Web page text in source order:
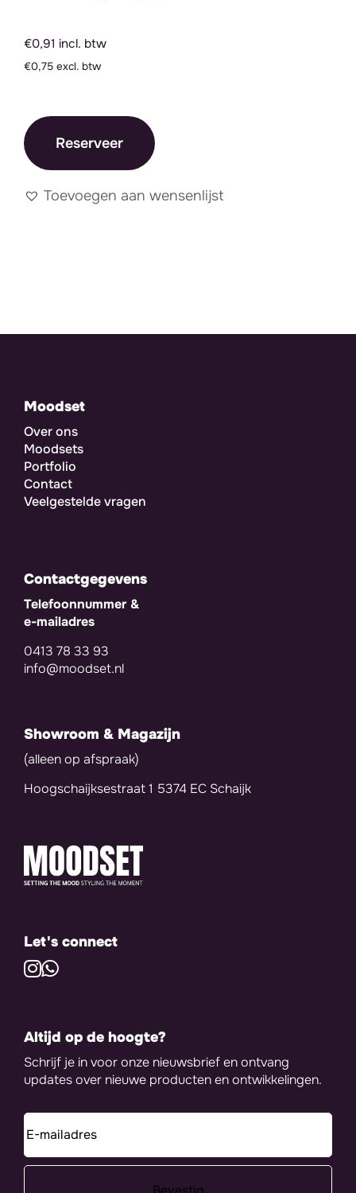
€0,91 incl. btw
€0,75 excl. btw
Reserveer
Toevoegen aan wensenlijst
Moodset
Over ons
Moodsets
Portfolio
Contact
Veelgestelde vragen
Contactgegevens
Telefoonnummer &
e-mailadres
0413 78 33 93
info@moodset.nl
Showroom & Magazijn
(alleen op afspraak)
Hoogschaijksestraat 1 5374 EC Schaijk
Let's connect
Altijd op de hoogte?
Schrijf je in voor onze nieuwsbrief en ontvang
updates over nieuwe producten en ontwikkelingen.